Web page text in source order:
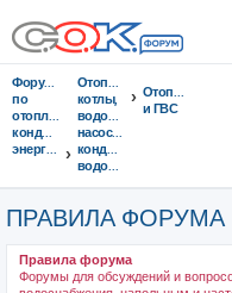
Форумы
по
отоплению,
кондиционированию,
энергосбережению
Отопительные
котлы,
водонагреватели,
насосы,
кондиционеры,
водоочистка...
Отопление
и ГВС
ПРАВИЛА ФОРУМА
Правила форума
Форумы для обсуждений и